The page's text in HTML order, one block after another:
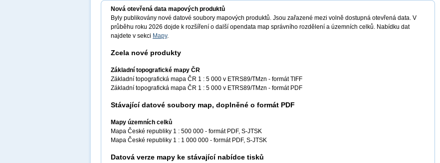
Nová otevřená data mapových produktů
Byly publikovány nové datové soubory mapových produktů. Jsou zařazené mezi volně dostupná otevřená data. V
průběhu roku 2026 dojde k rozšíření o další opendata map správního rozdělení a územních celků. Nabídku dat
najdete v sekci Mapy.
Zcela nové produkty
Základní topografické mapy ČR
Základní topografická mapa ČR 1 : 5 000 v ETRS89/TMzn - formát TIFF
Základní topografická mapa ČR 1 : 5 000 v ETRS89/TMzn - formát PDF
Stávající datové soubory map, doplněné o formát PDF
Mapy územních celků
Mapa České republiky 1 : 500 000 - formát PDF, S-JTSK
Mapa České republiky 1 : 1 000 000 - formát PDF, S-JTSK
Datová verze mapy ke stávající nabídce tisků